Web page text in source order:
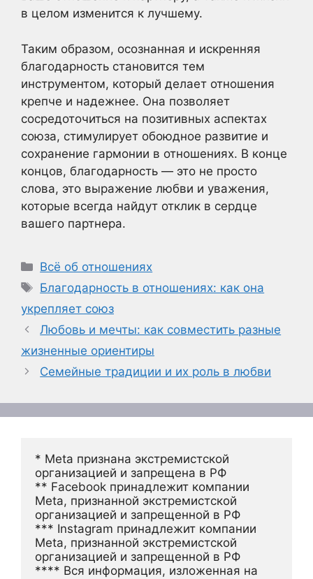
в целом изменится к лучшему.
Таким образом, осознанная и искренняя
благодарность становится тем
инструментом, который делает отношения
крепче и надежнее. Она позволяет
сосредоточиться на позитивных аспектах
союза, стимулирует обоюдное развитие и
сохранение гармонии в отношениях. В конце
концов, благодарность — это не просто
слова, это выражение любви и уважения,
которые всегда найдут отклик в сердце
вашего партнера.
Рубрики
Всё об отношениях
Метки
Благодарность в отношениях: как она
укрепляет союз
Любовь и мечты: как совместить разные
жизненные ориентиры
Семейные традиции и их роль в любви
* Meta признана экстремистской
организацией и запрещена в РФ
** Facebook принадлежит компании
Meta, признанной экстремистской
организацией и запрещенной в РФ
*** Instagram принадлежит компании
Meta, признанной экстремистской
организацией и запрещенной в РФ
**** Вся информация, изложенная на